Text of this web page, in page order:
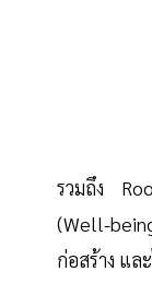
รวมถึง
(Well-
ก่อสร้าง แล